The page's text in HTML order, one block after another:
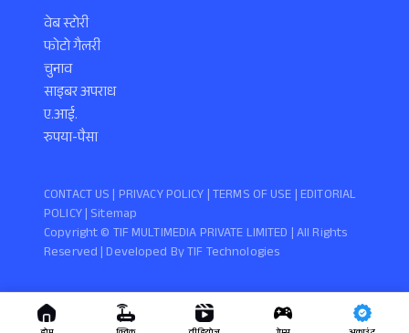
वेब स्टोरी
फोटो गैलरी
चुनाव
साइबर अपराध
ए.आई.
रुपया-पैसा
Copyright ©️ TIF MULTIMEDIA PRIVATE LIMITED | All Rights
Reserved | Developed ByTIF Technologies
CONTACT US | PRIVACY POLICY |TERMS OF USE | EDITORIAL
POLICY| Sitemap